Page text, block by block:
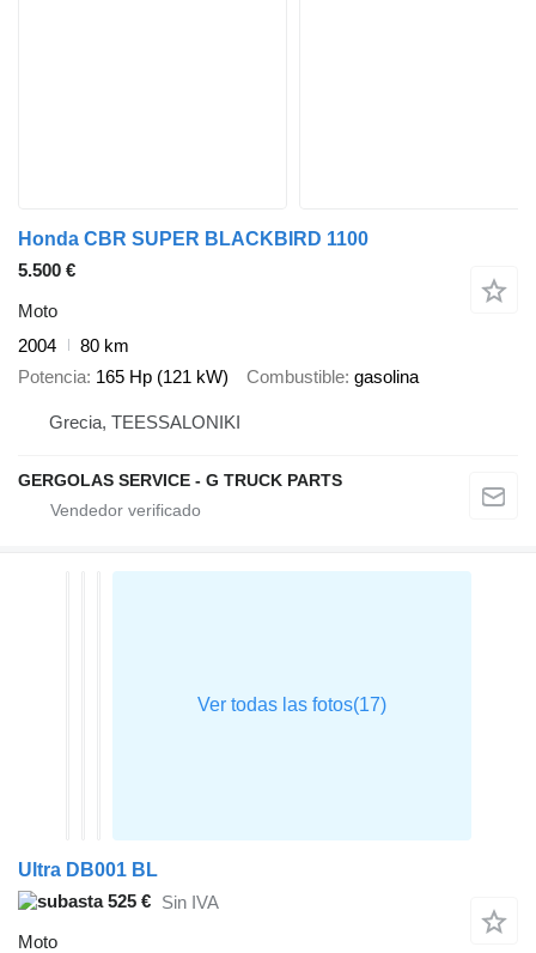
Honda CBR SUPER BLACKBIRD 1100
5.500 €
Moto
2004
80 km
Potencia 165 Hp (121 kW) Combustible gasolina
Grecia, TEESSALONIKI
GERGOLAS SERVICE - G TRUCK PARTS
Ultra DB001 BL
525 € Sin IVA
Moto